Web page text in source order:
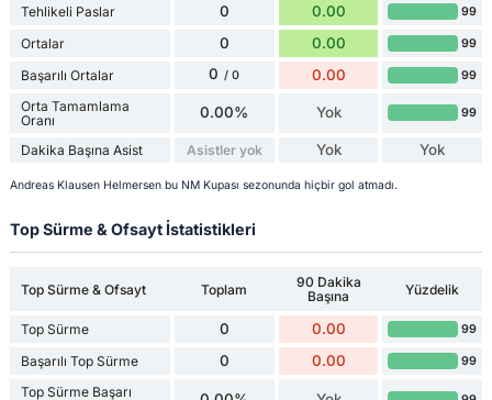
Tehlikeli Paslar 0 0.00 99
Ortalar 0 0.00 99
Başarılı Ortalar 0 / 0 0.00 99
Orta Tamamlama
Oranı
0.00% Yok 99
Dakika Başına Asist Asistler yok Yok Yok
Andreas Klausen Helmersen bu NM Kupası sezonunda hiçbir gol atmadı.
Top Sürme & Ofsayt İstatistikleri
Top Sürme & Ofsayt Toplam
90 Dakika
Başına
Yüzdelik
Top Sürme 0 0.00 99
Başarılı Top Sürme 0 0.00 99
Top Sürme Başarı